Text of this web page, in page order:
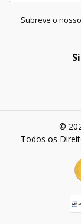
Subreve o
©
Todos os